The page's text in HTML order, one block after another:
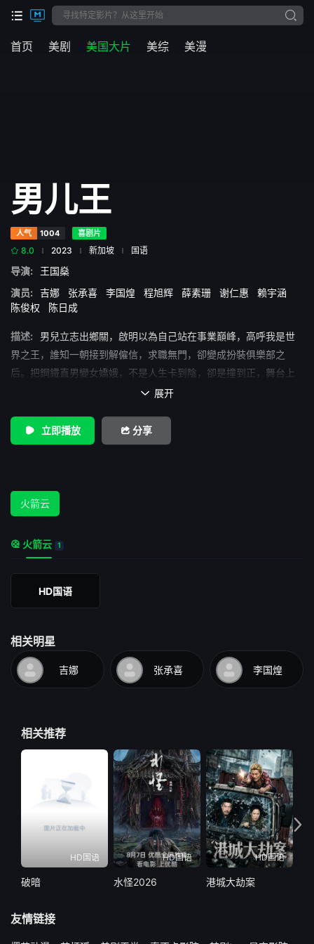
首页 美剧 美国大片 美综 美漫
男儿王
人气 1004 喜剧片
8.0 2023 新加坡 国语
导演:
王国燊
演员:
吉娜 张承喜 李国煌 程旭辉 薛素珊 谢仁惠
赖宇涵
陈俊权
陈日成
描述:
男兒立志出鄉關，啟明以為自己站在事業巔峰，高呼我是世
界之王，誰知一朝接到解僱信，求職無門，卻變成扮裝俱樂部之
后。把鋼鐵直男變女嬌娥，不是人生卡到陰，卻是撞到正，舞台上
少女時代是少年，野雞變天團，有難同當，三八兄弟偏成好姐妹，
易，當自己卻難，啟明家有妻小需要瞞，還遇見黑道老大煞到愛，
安內還要攘外，人生不停出包，他超大包。升級豈止罩杯，越好笑
 展开
立即播放 分享
火箭云
火箭云 1
HD国语
相关明星
吉娜 张承喜 李国煌
相关推荐
HD国语
破暗
HD国语
水怪2026
HD国语
港城大劫案
友情链接